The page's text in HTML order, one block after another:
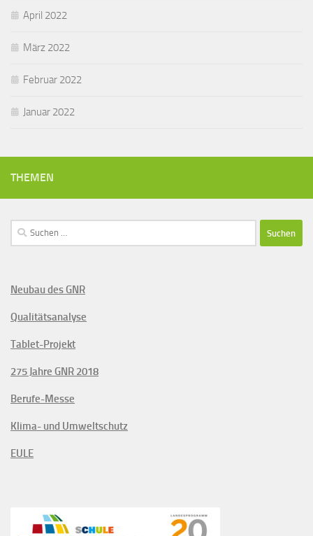
April 2022
März 2022
Februar 2022
Januar 2022
THEMEN
Suchen
nach:
Neubau des GNR
Qualitätsanalyse
Tablet-Projekt
275 Jahre GNR 2018
Berufe-Messe
Klima- und Umweltschutz
EULE